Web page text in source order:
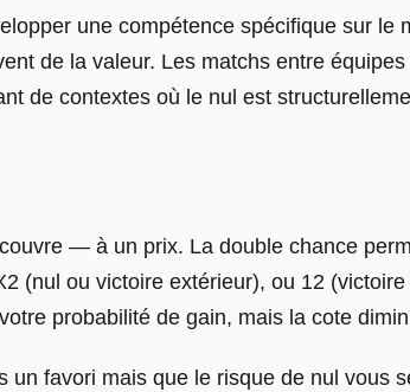
une compétence spécifique sur le
de la valeur. Les matchs entre
de contextes où le nul est
— à un prix. La double chance
(nul ou victoire extérieur), ou 12 (victoire
probabilité de gain, mais la cote
favori mais que le risque de nul vous